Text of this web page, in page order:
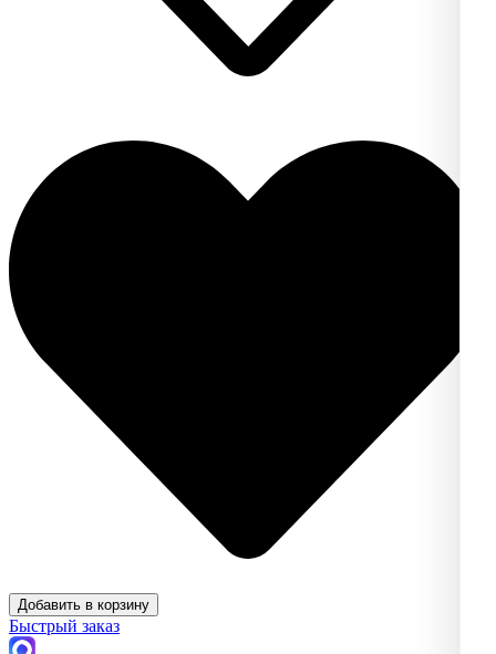
Добавить в корзину
Быстрый заказ